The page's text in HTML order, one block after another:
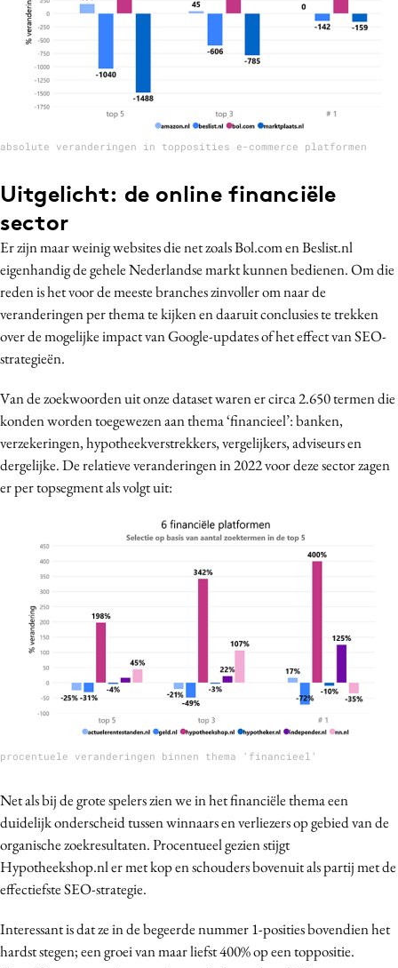
absolute veranderingen in topposities e-commerce platformen
Uitgelicht: de online financiële
sector
Er zijn maar weinig websites die net zoals Bol.com en Beslist.nl
eigenhandig de gehele Nederlandse markt kunnen bedienen. Om die
reden is het voor de meeste branches zinvoller om naar de
veranderingen per thema te kijken en daaruit conclusies te trekken
over de mogelijke impact van Google-updates of het effect van SEO-
strategieën.
Van de zoekwoorden uit onze dataset waren er circa 2.650 termen die
konden worden toegewezen aan thema ‘financieel’: banken,
verzekeringen, hypotheekverstrekkers, vergelijkers, adviseurs en
dergelijke. De relatieve veranderingen in 2022 voor deze sector zagen
er per topsegment als volgt uit:
procentuele veranderingen binnen thema ‘financieel’
Net als bij de grote spelers zien we in het financiële thema een
duidelijk onderscheid tussen winnaars en verliezers op gebied van de
organische zoekresultaten. Procentueel gezien stijgt
Hypotheekshop.nl er met kop en schouders bovenuit als partij met de
effectiefste SEO-strategie.
Interessant is dat ze in de begeerde nummer 1-posities bovendien het
hardst stegen; een groei van maar liefst 400% op een toppositie.